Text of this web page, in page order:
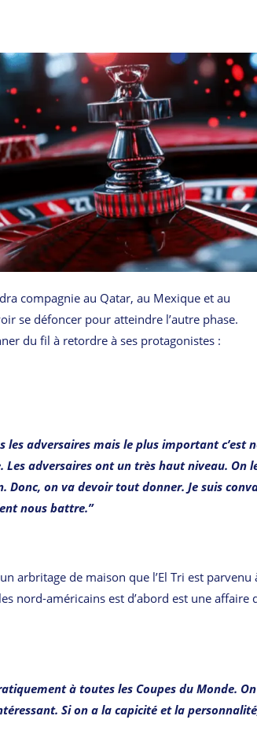
compagnie au Qatar, au Mexique et au
se défoncer pour atteindre l’autre phase.
du fil à retordre à ses protagonistes :
adversaires mais le plus important c’est
Les adversaires ont un très haut niveau. On
Donc, on va devoir tout donner. Je suis
nous battre.”
arbritage de maison que l’El Tri est parvenu
nord-américains est d’abord est une affaire
à toutes les Coupes du Monde. On
Si on a la capicité et la